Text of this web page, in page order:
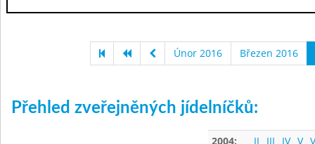
Únor 2016 Březen 2016
Přehled zveřejněných jídelníčků:
2004: II III IV V